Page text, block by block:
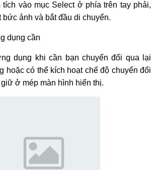
tích vào mục Select ở phía trên tay phải,
ảnh và bắt đầu di chuyển.
dụng cần
dụng khi cần bạn chuyển đổi qua lại
hoặc có thể kích hoạt chế độ chuyển đổi
ở mép màn hình hiển thị.